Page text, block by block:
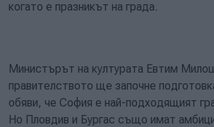
когато е празникът на града.
Министърът на културата Евтим
правителството ще започне
обяви, че София е най-подходящият
Но Пловдив и Бургас също имат